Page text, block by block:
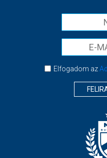
Elfogadom az